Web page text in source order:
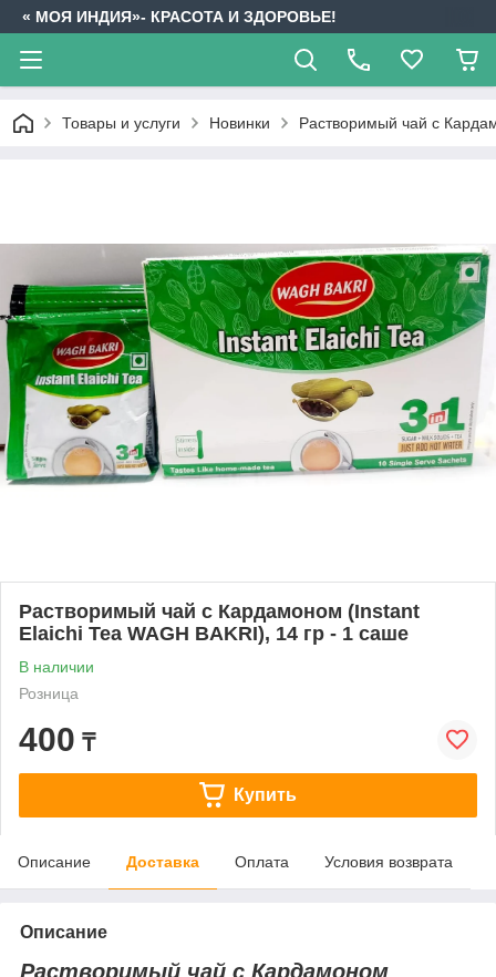
« МОЯ ИНДИЯ»- КРАСОТА И ЗДОРОВЬЕ!
Товары и услуги Новинки Растворимый чай с
Растворимый чай с Кардамоном (Instant
Elaichi Tea WAGH BAKRI), 14 гр - 1 саше
В наличии
Розница
400 ₸
Купить
Описание Доставка Оплата Условия возврата
Описание
Растворимый чай с Кардамоном